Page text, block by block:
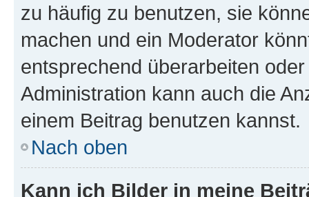
zu häufig zu benutzen, sie
machen und ein Moderator
entsprechend überarbeiten
Administration kann auch die
einem Beitrag benutzen kannst.
Nach oben
Kann ich Bilder in meine